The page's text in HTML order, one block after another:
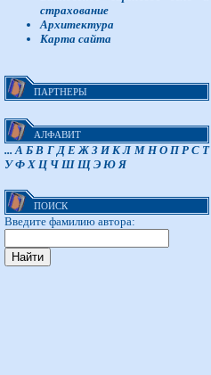
страхование
Архитектура
Карта сайта
ПАРТНЕРЫ
АЛФАВИТ
... А Б В Г Д Е Ж З И К Л М Н О П Р С Т
У Ф Х Ц Ч Ш Щ Э Ю Я
ПОИСК
Введите фамилию автора: